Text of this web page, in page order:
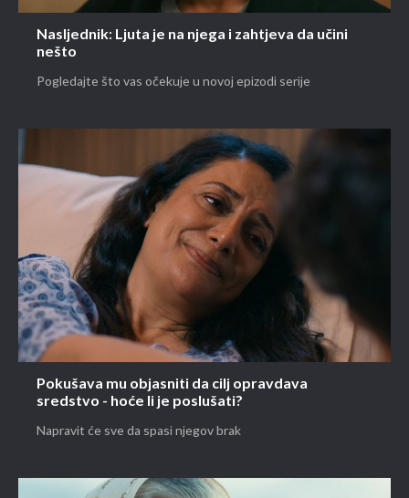
Nasljednik: Ljuta je na njega i zahtjeva da učini
nešto
Pogledajte što vas očekuje u novoj epizodi serije
Pokušava mu objasniti da cilj opravdava
sredstvo - hoće li je poslušati?
Napravit će sve da spasi njegov brak